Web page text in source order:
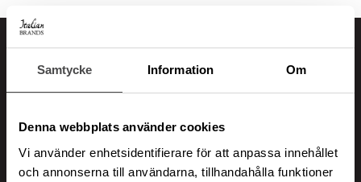
Samtycke Information Om
Denna webbplats använder cookies
Vi använder enhetsidentifierare för att anpassa innehållet
och annonserna till användarna, tillhandahålla funktioner
Italian Brands
Ranhammarsvägen 20
168 67 Bromma